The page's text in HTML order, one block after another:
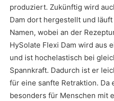
produziert. Zukünftig wird
Dam dort hergestellt und
Namen, wobei an der
HySolate Flexi Dam wird aus
und ist hochelastisch bei
Spannkraft. Dadurch ist er
für eine sanfte Retraktion. Da
besonders für Menschen mit